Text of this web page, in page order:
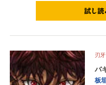
刃
バ
板